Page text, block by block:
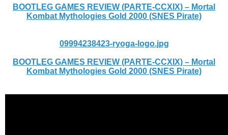
BOOTLEG GAMES REVIEW (PARTE-CCXIX) – Mortal
Kombat Mythologies Gold 2000 (SNES Pirate)
09994238423-ryoga-logo.jpg
BOOTLEG GAMES REVIEW (PARTE-CCXIX) – Mortal
Kombat Mythologies Gold 2000 (SNES Pirate)